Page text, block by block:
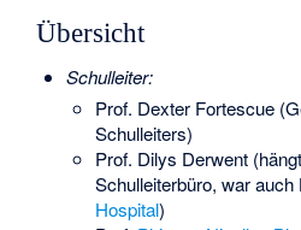
Übersicht
Schulleiter:
Prof. Dexter Fortescue
Schulleiters)
Prof. Dilys Derwent
Schulleiterbüro, war
Hospital)